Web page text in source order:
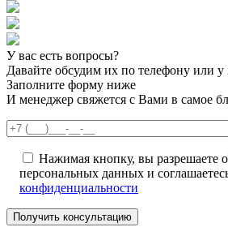
У вас есть вопросы?
Давайте обсудим их по телефону или у
Заполните форму ниже
И менеджер свяжется с Вами в самое
Нажимая кнопку, вы разрешаете
персональных данных и
конфиденциальности